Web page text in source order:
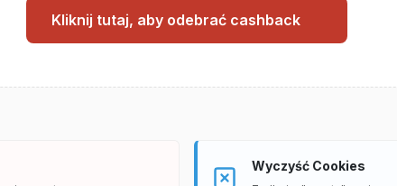
Kliknij tutaj, aby odebrać cashback
Wyczyść Cookies